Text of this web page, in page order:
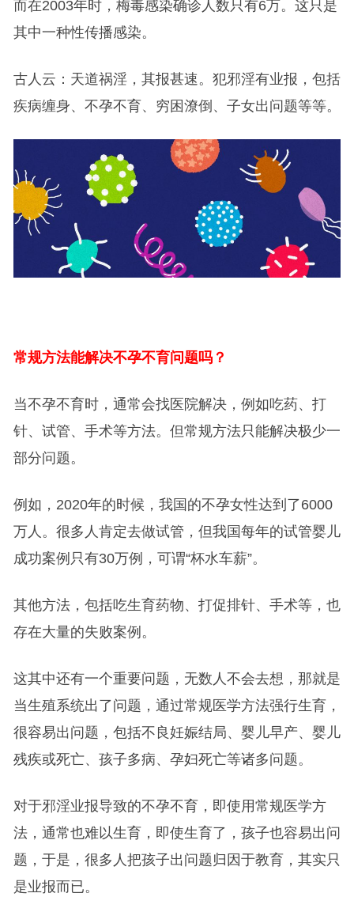
而在2003年时，梅毒感染确诊人数只有6万。这只是
其中一种性传播感染。
古人云：天道祸淫，其报甚速。犯邪淫有业报，包括
疾病缠身、不孕不育、穷困潦倒、子女出问题等等。
常规方法能解决不孕不育问题吗？
当不孕不育时，通常会找医院解决，例如吃药、打
针、试管、手术等方法。但常规方法只能解决极少一
部分问题。
例如，2020年的时候，我国的不孕女性达到了6000
万人。很多人肯定去做试管，但我国每年的试管婴儿
成功案例只有30万例，可谓“杯水车薪”。
其他方法，包括吃生育药物、打促排针、手术等，也
存在大量的失败案例。
这其中还有一个重要问题，无数人不会去想，那就是
当生殖系统出了问题，通过常规医学方法强行生育，
很容易出问题，包括不良妊娠结局、婴儿早产、婴儿
残疾或死亡、孩子多病、孕妇死亡等诸多问题。
对于邪淫业报导致的不孕不育，即使用常规医学方
法，通常也难以生育，即使生育了，孩子也容易出问
题，于是，很多人把孩子出问题归因于教育，其实只
是业报而已。